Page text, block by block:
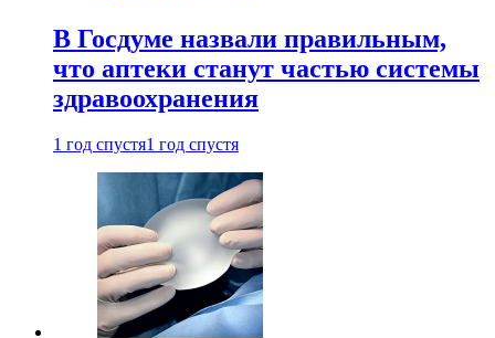
В Госдуме назвали правильным,
что аптеки станут частью системы
здравоохранения
1 год спустя1 год спустя